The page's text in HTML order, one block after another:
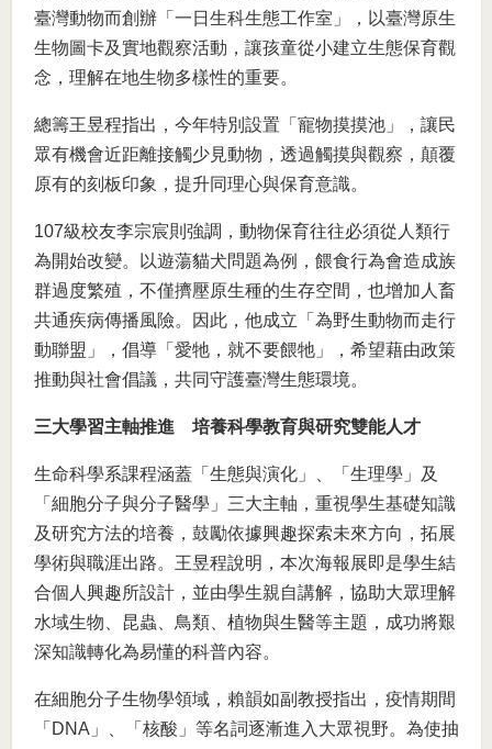
臺灣動物而創辦「一日生科生態工作室」，以臺灣原生
生物圖卡及實地觀察活動，讓孩童從小建立生態保育觀
念，理解在地生物多樣性的重要。
總籌王昱程指出，今年特別設置「寵物摸摸池」，讓民
眾有機會近距離接觸少見動物，透過觸摸與觀察，顛覆
原有的刻板印象，提升同理心與保育意識。
107級校友李宗宸則強調，動物保育往往必須從人類行
為開始改變。以遊蕩貓犬問題為例，餵食行為會造成族
群過度繁殖，不僅擠壓原生種的生存空間，也增加人畜
共通疾病傳播風險。因此，他成立「為野生動物而走行
動聯盟」，倡導「愛牠，就不要餵牠」，希望藉由政策
推動與社會倡議，共同守護臺灣生態環境。
三大學習主軸推進 培養科學教育與研究雙能人才
生命科學系課程涵蓋「生態與演化」、「生理學」及
「細胞分子與分子醫學」三大主軸，重視學生基礎知識
及研究方法的培養，鼓勵依據興趣探索未來方向，拓展
學術與職涯出路。王昱程說明，本次海報展即是學生結
合個人興趣所設計，並由學生親自講解，協助大眾理解
水域生物、昆蟲、鳥類、植物與生醫等主題，成功將艱
深知識轉化為易懂的科普內容。
在細胞分子生物學領域，賴韻如副教授指出，疫情期間
「DNA」、「核酸」等名詞逐漸進入大眾視野。為使抽